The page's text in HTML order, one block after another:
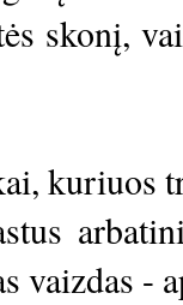
skonį,
kuriuos
vaizdas -